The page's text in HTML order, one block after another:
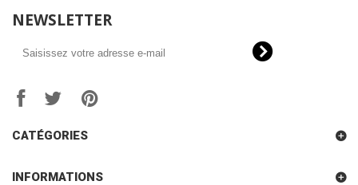
NEWSLETTER
CATÉGORIES
INFORMATIONS